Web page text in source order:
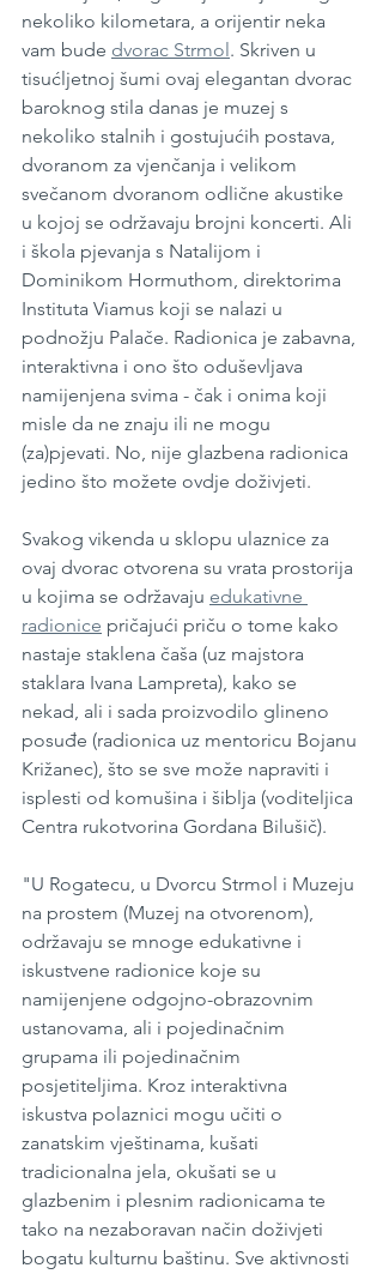
nekoliko kilometara, a orijentir neka
vam bude dvorac Strmol . Skriven u
tisućljetnoj šumi ovaj elegantan dvorac
baroknog stila danas je muzej s
nekoliko stalnih i gostujućih postava,
dvoranom za vjenčanja i velikom
svečanom dvoranom odlične akustike
u kojoj se održavaju brojni koncerti. Ali
i škola pjevanja s Natalijom i
Dominikom Hormuthom, direktorima
Instituta Viamus koji se nalazi u
podnožju Palače. Radionica je zabavna,
interaktivna i ono što oduševljava
namijenjena svima - čak i onima koji
misle da ne znaju ili ne mogu
(za)pjevati. No, nije glazbena radionica
jedino što možete ovdje doživjeti.
Svakog vikenda u sklopu ulaznice za
ovaj dvorac otvorena su vrata prostorija
u kojima se održavaju edukativne
radionice pričajući priču o tome kako
nastaje staklena čaša (uz majstora
staklara Ivana Lampreta), kako se
nekad, ali i sada proizvodilo glineno
posuđe (radionica uz mentoricu Bojanu
Križanec), što se sve može napraviti i
isplesti od komušina i šiblja (voditeljica
Centra rukotvorina Gordana Bilušič).
"U Rogatecu, u Dvorcu Strmol i Muzeju
na prostem (Muzej na otvorenom),
održavaju se mnoge edukativne i
iskustvene radionice koje su
namijenjene odgojno-obrazovnim
ustanovama, ali i pojedinačnim
grupama ili pojedinačnim
posjetiteljima. Kroz interaktivna
iskustva polaznici mogu učiti o
zanatskim vještinama, kušati
tradicionalna jela, okušati se u
glazbenim i plesnim radionicama te
tako na nezaboravan način doživjeti
bogatu kulturnu baštinu. Sve aktivnosti